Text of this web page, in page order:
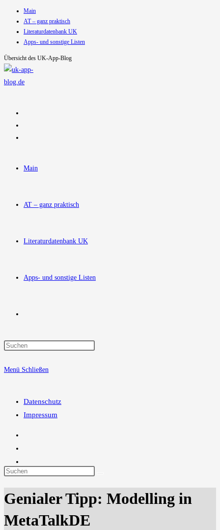
Inhalt
springen
Main
AT – ganz praktisch
Literaturdatenbank UK
Apps- und sonstige Listen
Übersicht des UK-App-Blog
Main
AT – ganz praktisch
Literaturdatenbank UK
Apps- und sonstige Listen
Suche
Menü Schließen
Datenschutz
Impressum
Diese
durchsuchen
Genialer Tipp: Modelling in
MetaTalkDE